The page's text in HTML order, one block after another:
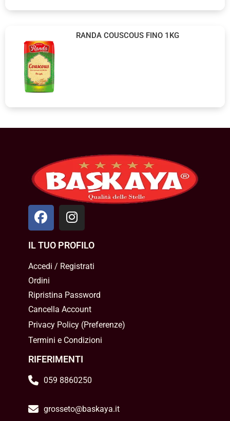
RANDA COUSCOUS FINO 1KG
IL TUO PROFILO
Accedi / Registrati
Ordini
Ripristina Password
Cancella Account
Privacy Policy(Preferenze)
Termini e Condizioni
RIFERIMENTI
059 8860250
grosseto@baskaya.it